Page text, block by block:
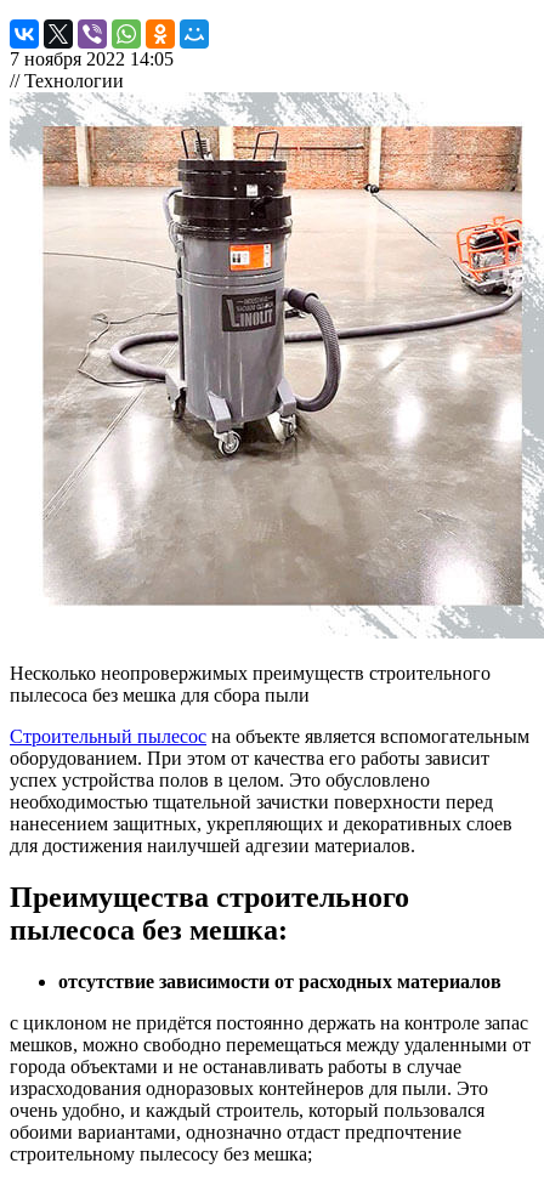
7 ноября 2022 14:05
// Технологии
Несколько неопровержимых преимуществ строительного
пылесоса без мешка для сбора пыли
Строительный пылесос на объекте является вспомогательным
оборудованием. При этом от качества его работы зависит
успех устройства полов в целом. Это обусловлено
необходимостью тщательной зачистки поверхности перед
нанесением защитных, укрепляющих и декоративных слоев
для достижения наилучшей адгезии материалов.
Преимущества строительного
пылесоса без мешка:
отсутствие зависимости от расходных материалов
с циклоном не придётся постоянно держать на контроле запас
мешков, можно свободно перемещаться между удаленными от
города объектами и не останавливать работы в случае
израсходования одноразовых контейнеров для пыли. Это
очень удобно, и каждый строитель, который пользовался
обоими вариантами, однозначно отдаст предпочтение
строительному пылесосу без мешка;